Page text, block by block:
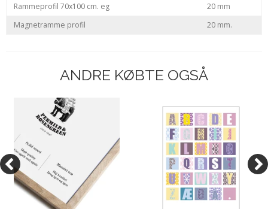
Rammeprofil 70x100 cm. eg
20 mm
Magnetramme profil
20 mm.
ANDRE KØBTE OGSÅ